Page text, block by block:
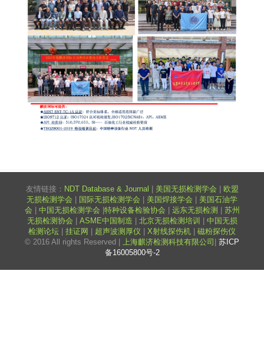
友情链接： NDT Database & Journal | 美国无损检测学会 | 欧盟
无损检测学会 | 国际无损检测学会 | 美国焊接学会 | 美国石油学
会 | 中国无损检测学会 |特种设备检验协会 | 远东无损检测 | 苏州
无损检测协会 | ASME中国制造 | 北京无损检测培训 | 中国无损
检测论坛 | 挂证网 | 超声波测厚仪 | X射线探伤机 | 磁粉探伤仪
© 2016 All rights Reserved |
上海麒济检测科技有限公司 | 苏ICP
备16005800号-2